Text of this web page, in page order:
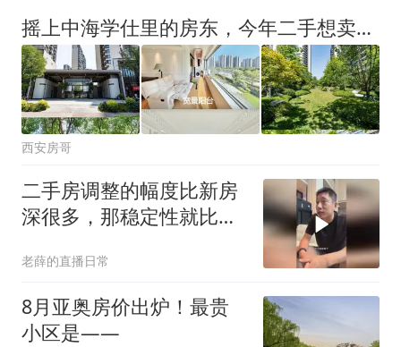
摇上中海学仕里的房东，今年二手想卖多钱？
西安房哥
二手房调整的幅度比新房
深很多，那稳定性就比较
老薛的直播日常
8月亚奥房价出炉！最贵
小区是——